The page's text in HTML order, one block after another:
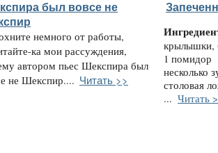
был вовсе не
немного от работы,
ка мои рассуждения,
автором пьес Шекспира был
не Шекспир.... Читать >>
крылышки,
1 помидор
несколько
столовая
... Читать